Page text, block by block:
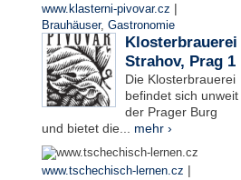
www.klasterni-pivovar.cz |
Brauhäuser, Gastronomie
Klosterbrauerei
Strahov, Prag 1
Die Klosterbrauerei
befindet sich unweit
der Prager Burg
und bietet die... mehr ›
www.tschechisch-lernen.cz |